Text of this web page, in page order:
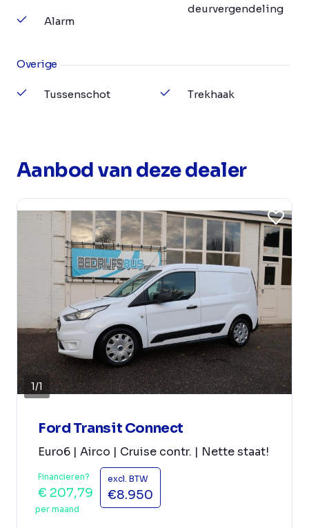
Alarm
deurvergendeling
Overige
Tussenschot Trekhaak
Aanbod van deze dealer
1/1
Ford Transit Connect
Euro6 | Airco | Cruise contr. | Nette staat!
Financieren?
€ 207,79
per maand
excl. BTW
€8.950